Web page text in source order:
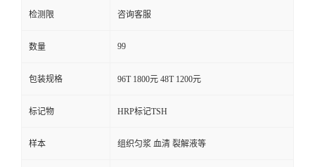
检测限 咨询客服
数量 99
包装规格 96T 1800元 48T 1200元
标记物 HRP标记TSH
样本 组织匀浆 血清 裂解液等